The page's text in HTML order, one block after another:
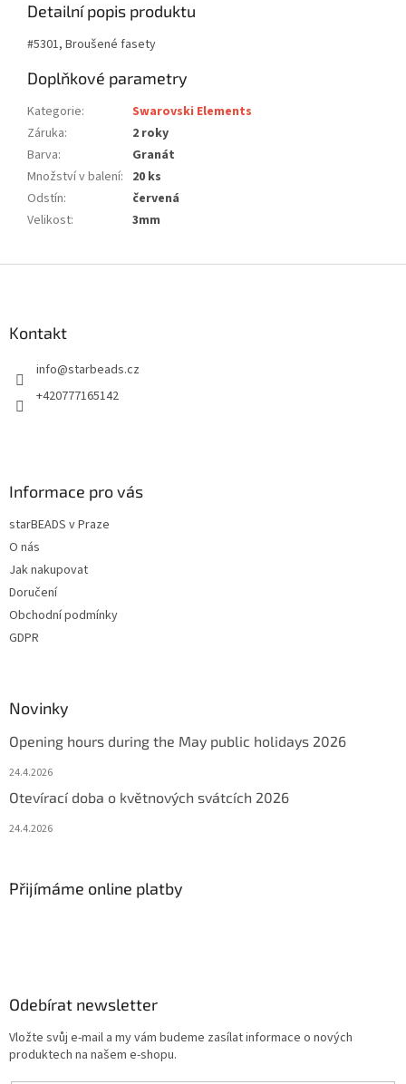
Detailní popis produktu
#5301, Broušené fasety
Doplňkové parametry
Kategorie:
Swarovski Elements
Záruka:
2 roky
Barva:
Granát
Množství v balení: 20 ks
Odstín:
červená
Velikost: 3mm
Kontakt
info@starbeads.cz
+420777165142
Informace pro vás
starBEADS v Praze
O nás
Jak nakupovat
Doručení
Obchodní podmínky
GDPR
Novinky
Opening hours during the May public holidays 2026
24.4.2026
Otevírací doba o květnových svátcích 2026
24.4.2026
Přijímáme online platby
Odebírat newsletter
Vložte svůj e-mail a my vám budeme zasílat informace o nových
produktech na našem e-shopu.